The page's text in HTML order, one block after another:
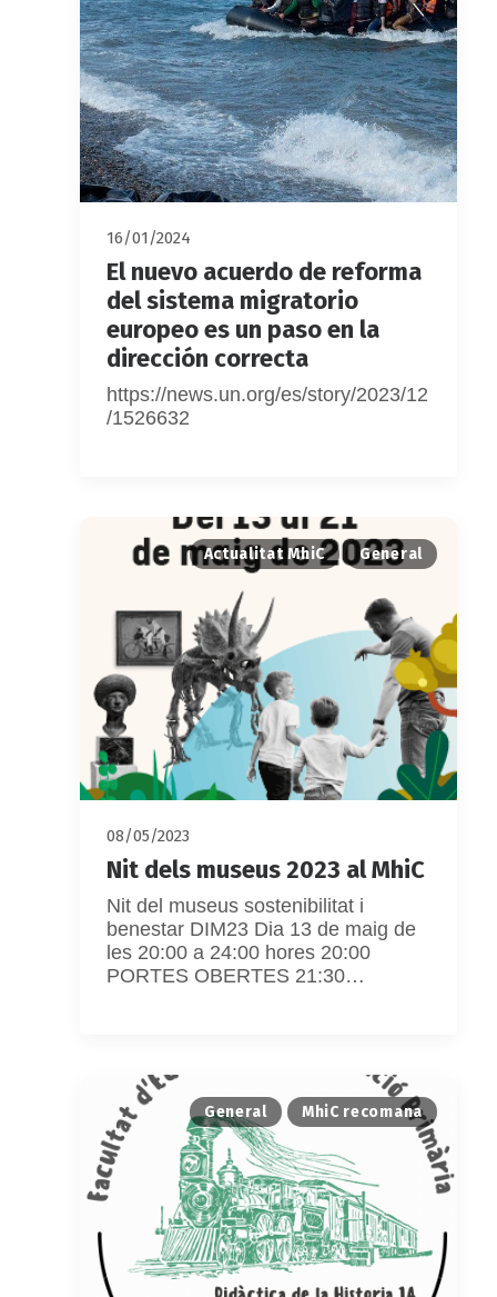
16/01/2024
El nuevo acuerdo de reforma
del sistema migratorio
europeo es un paso en la
dirección correcta
https://news.un.org/es/story/2023/12
/1526632
Actualitat MhiC General
08/05/2023
Nit dels museus 2023 al MhiC
Nit del museus sostenibilitat i
benestar DIM23 Dia 13 de maig de
les 20:00 a 24:00 hores 20:00
PORTES OBERTES 21:30…
General MhiC recomana